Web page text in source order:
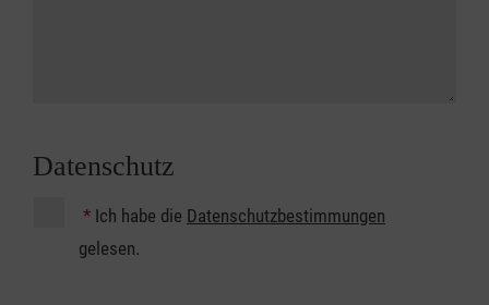
Datenschutz
* Ich habe die Datenschutzbestimmungen
gelesen.